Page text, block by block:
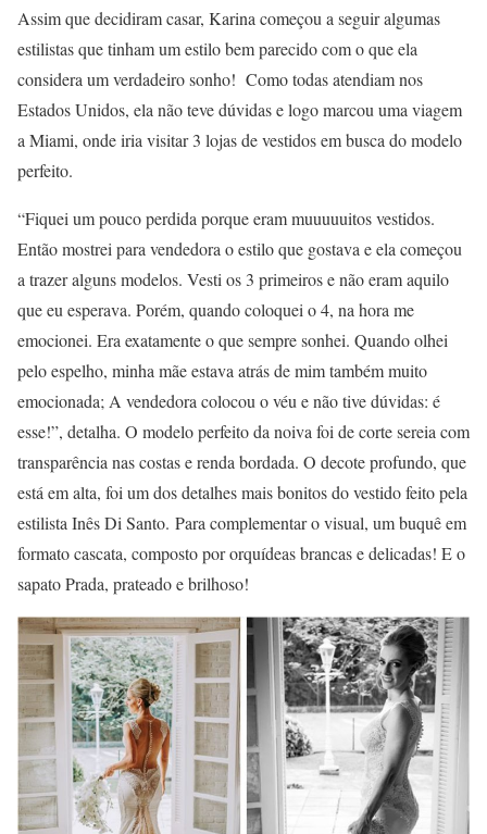
Assim que decidiram casar, Karina começou a seguir algumas
estilistas que tinham um estilo bem parecido com o que ela
considera um verdadeiro sonho! Como todas atendiam nos
Estados Unidos, ela não teve dúvidas e logo marcou uma viagem
a Miami, onde iria visitar 3 lojas de vestidos em busca do modelo
perfeito.
“Fiquei um pouco perdida porque eram muuuuuitos vestidos.
Então mostrei para vendedora o estilo que gostava e ela começou
a trazer alguns modelos. Vesti os 3 primeiros e não eram aquilo
que eu esperava. Porém, quando coloquei o 4, na hora me
emocionei. Era exatamente o que sempre sonhei. Quando olhei
pelo espelho, minha mãe estava atrás de mim também muito
emocionada; A vendedora colocou o véu e não tive dúvidas: é
esse!”, detalha. O modelo perfeito da noiva foi de corte sereia com
transparência nas costas e renda bordada. O decote profundo, que
está em alta, foi um dos detalhes mais bonitos do vestido feito pela
estilista Inês Di Santo. Para complementar o visual, um buquê em
formato cascata, composto por orquídeas brancas e delicadas! E o
sapato Prada, prateado e brilhoso!